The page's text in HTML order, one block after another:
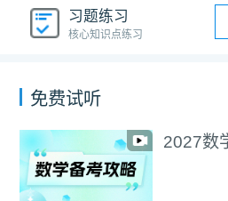
习题练习
核心知识点练习
免费试听
数学备考攻略
免费试听